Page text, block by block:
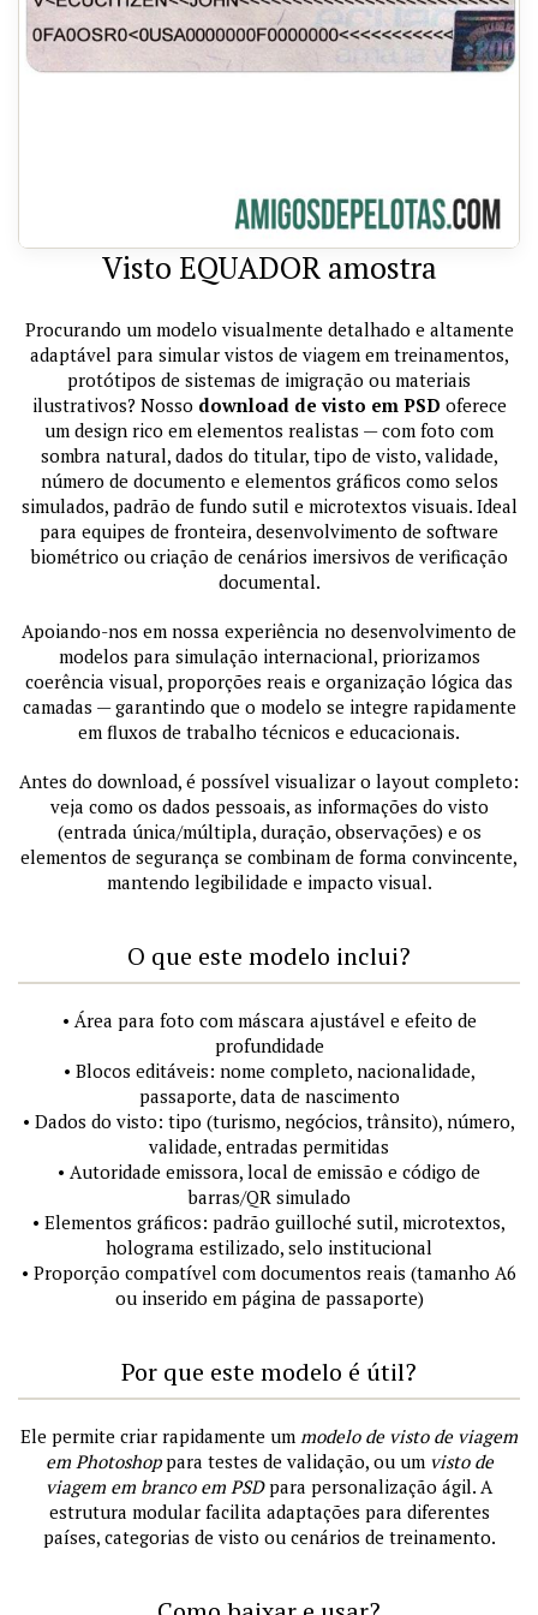
Visto EQUADOR amostra
Procurando um modelo visualmente detalhado e altamente
adaptável para simular vistos de viagem em treinamentos,
protótipos de sistemas de imigração ou materiais
ilustrativos? Nosso download de visto em PSD oferece
um design rico em elementos realistas — com foto com
sombra natural, dados do titular, tipo de visto, validade,
número de documento e elementos gráficos como selos
simulados, padrão de fundo sutil e microtextos visuais. Ideal
para equipes de fronteira, desenvolvimento de software
biométrico ou criação de cenários imersivos de verificação
documental.
Apoiando-nos em nossa experiência no desenvolvimento de
modelos para simulação internacional, priorizamos
coerência visual, proporções reais e organização lógica das
camadas — garantindo que o modelo se integre rapidamente
em fluxos de trabalho técnicos e educacionais.
Antes do download, é possível visualizar o layout completo:
veja como os dados pessoais, as informações do visto
(entrada única/múltipla, duração, observações) e os
elementos de segurança se combinam de forma convincente,
mantendo legibilidade e impacto visual.
O que este modelo inclui?
• Área para foto com máscara ajustável e efeito de
profundidade
• Blocos editáveis: nome completo, nacionalidade,
passaporte, data de nascimento
• Dados do visto: tipo (turismo, negócios, trânsito), número,
validade, entradas permitidas
• Autoridade emissora, local de emissão e código de
barras/QR simulado
• Elementos gráficos: padrão guilloché sutil, microtextos,
holograma estilizado, selo institucional
• Proporção compatível com documentos reais (tamanho A6
ou inserido em página de passaporte)
Por que este modelo é útil?
Ele permite criar rapidamente um modelo de visto de viagem
em Photoshoppara testes de validação, ou um visto de
viagem em branco em PSDpara personalização ágil. A
estrutura modular facilita adaptações para diferentes
países, categorias de visto ou cenários de treinamento.